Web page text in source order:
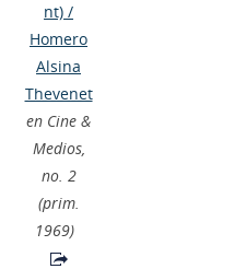
nt) /
Homero
Alsina
Thevenet
en Cine &
Medios,
no. 2
(prim.
1969)